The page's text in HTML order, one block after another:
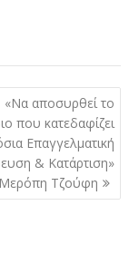
«Να αποσυρθεί το
που κατεδαφίζει
Επαγγελματική
& Κατάρτιση»
Μερόπη Τζούφη